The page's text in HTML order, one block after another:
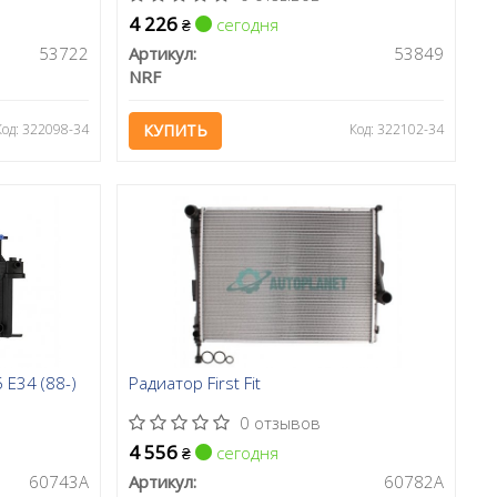
53722
322098-34
4 226₴
сегодня
Артикул:
53849
NRF
КУПИТЬ Код: 322102-34
E34 (88-)
60743A
Радиатор First Fit
0 отзывов
4 556₴
сегодня
Артикул:
60782A